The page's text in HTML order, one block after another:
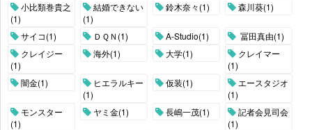
小比類巻貴之
(1)
結婚できない
(1)
鈴木奈々(1) 森川葵(1)
サイコ(1) ＤＱＮ(1) A-Studio(1)
冨田真由(1)
クレイジー
(1)
海外(1) 大学(1)
クレイマー
(1)
闇金(1)
ヒエラルキー
(1)
仮装(1)
エースタジオ
(1)
モンスター
(1)
ヤミ金(1) 長嶋一茂(1)
記者会見司会
(1)